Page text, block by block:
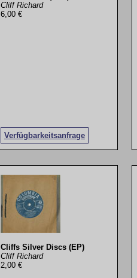
Cliff Richard
6,00 €
Verfügbarkeitsanfrage
Cliffs Silver Discs (EP)
Cliff Richard
2,00 €